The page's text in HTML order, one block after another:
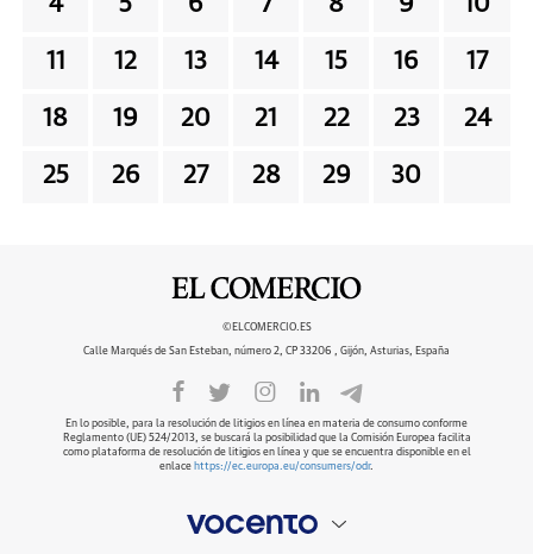
4 5 6 7 8 9 10
11 12 13 14 15 16 17
18 19 20 21 22 23 24
25 26 27 28 29 30
©ELCOMERCIO.ES
Calle Marqués de San Esteban, número 2, CP 33206 , Gijón, Asturias, España
En lo posible, para la resolución de litigios en línea en materia de consumo conforme
Reglamento (UE) 524/2013, se buscará la posibilidad que la Comisión Europea facilita
como plataforma de resolución de litigios en línea y que se encuentra disponible en el
enlace https://ec.europa.eu/consumers/odr.